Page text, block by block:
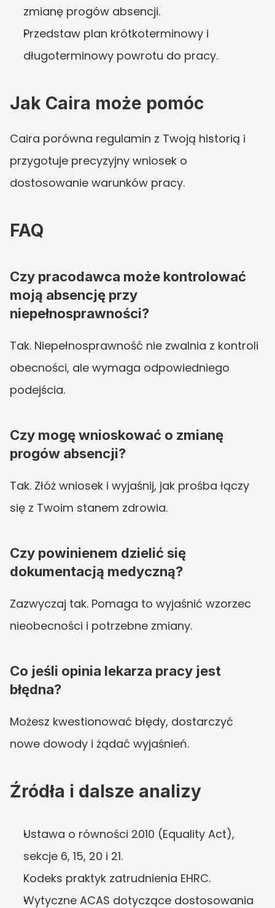
zmianę progów absencji.
Przedstaw plan krótkoterminowy i
długoterminowy powrotu do pracy.
Jak Caira może pomóc
Caira porówna regulamin z Twoją historią i
przygotuje precyzyjny wniosek o
dostosowanie warunków pracy.
FAQ
Czy pracodawca może kontrolować
moją absencję przy
niepełnosprawności?
Tak. Niepełnosprawność nie zwalnia z kontroli
obecności, ale wymaga odpowiedniego
podejścia.
Czy mogę wnioskować o zmianę
progów absencji?
Tak. Złóż wniosek i wyjaśnij, jak prośba łączy
się z Twoim stanem zdrowia.
Czy powinienem dzielić się
dokumentacją medyczną?
Zazwyczaj tak. Pomaga to wyjaśnić wzorzec
nieobecności i potrzebne zmiany.
Co jeśli opinia lekarza pracy jest
błędna?
Możesz kwestionować błędy, dostarczyć
nowe dowody i żądać wyjaśnień.
Źródła i dalsze analizy
Ustawa o równości 2010 (Equality Act),
sekcje 6, 15, 20 i 21.
Kodeks praktyk zatrudnienia EHRC.
Wytyczne ACAS dotyczące dostosowania